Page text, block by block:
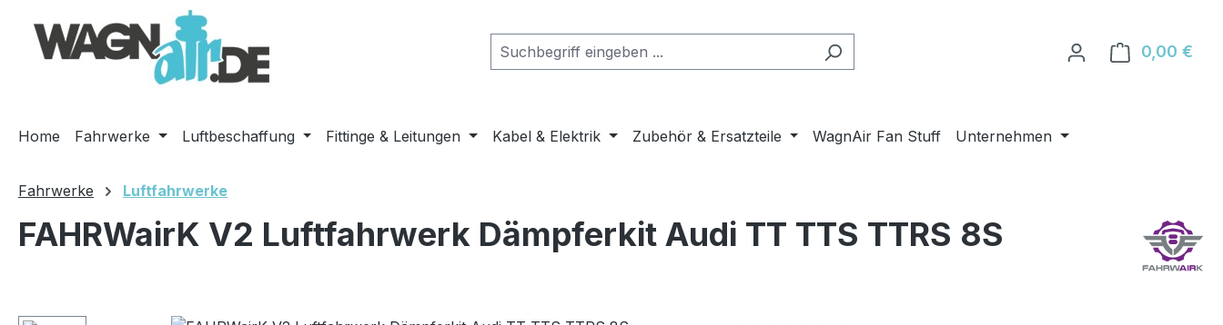
Hauptinhalt springen
Zur Suche springen
Zur Hauptnavigation springen
0,00 €
Home Fahrwerke Luftbeschaffung Fittinge & Leitungen Kabel & Elektrik Zubehör & Ersatzteile WagnAir Fan Stuff Unternehmen
Fahrwerke Luftfahrwerke
FAHRWairK V2 Luftfahrwerk Dämpferkit Audi TT TTS TTRS 8S